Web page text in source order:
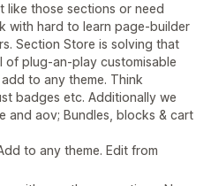
like those sections or need
with hard to learn page-builder
Section Store is solving that
of plug-an-play customisable
to any theme. Think
badges etc. Additionally we
and aov; Bundles, blocks & cart
to any theme. Edit from